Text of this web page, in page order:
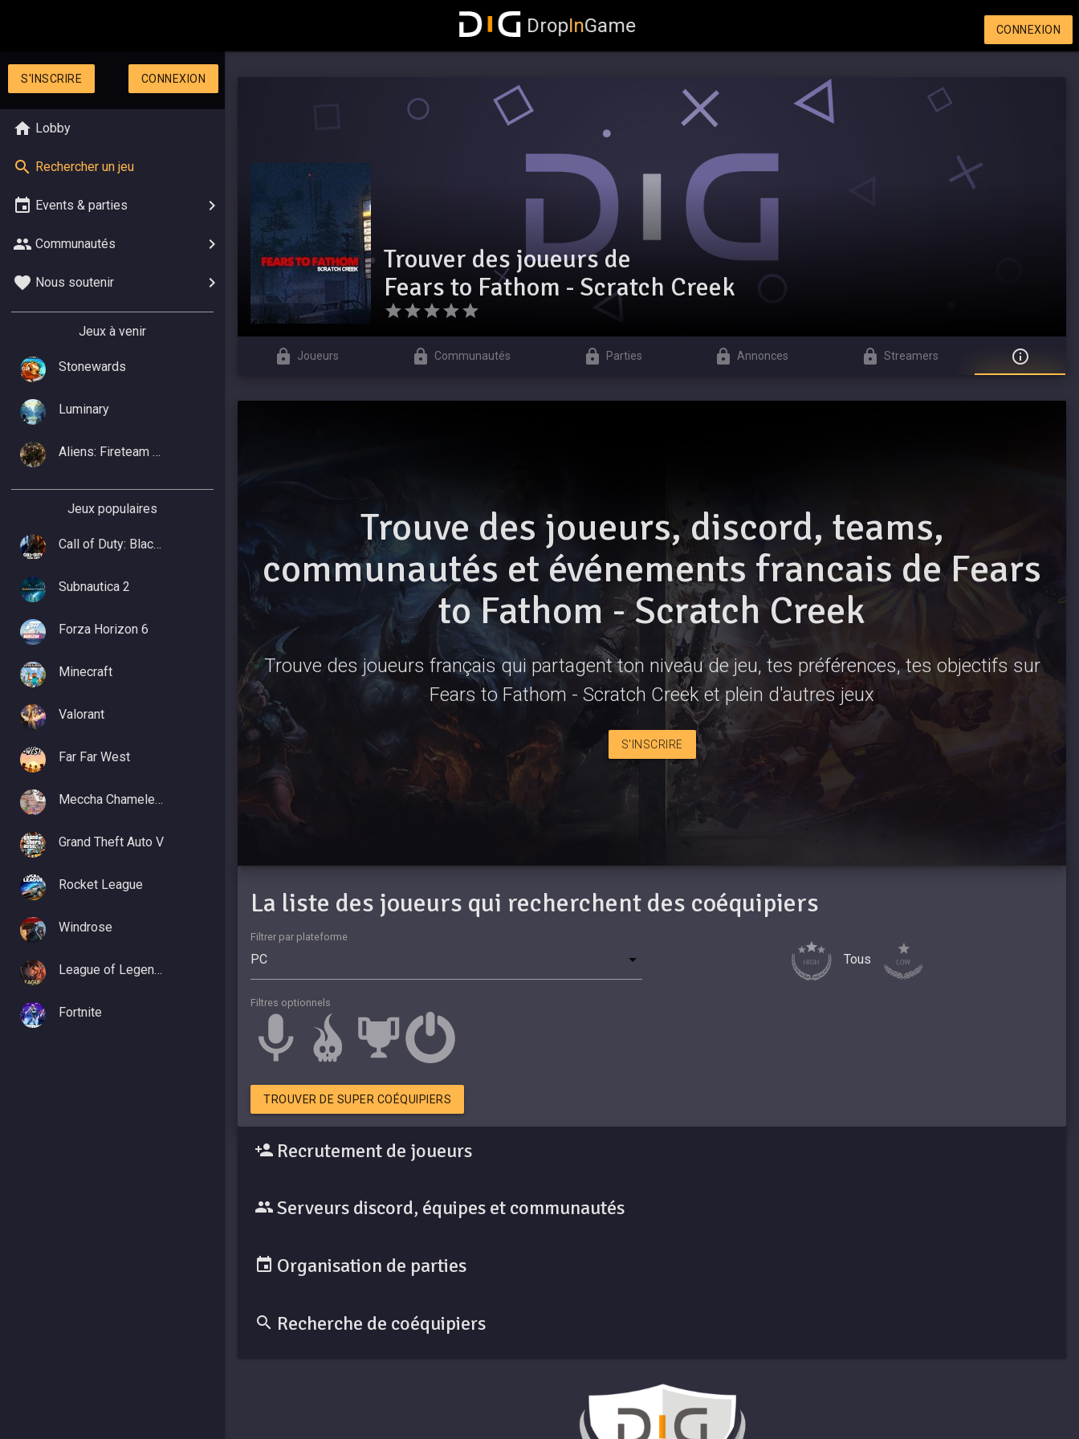
DropInGame CONNEXION
S'INSCRIRE CONNEXION
Lobby
Rechercher un jeu
Events & parties
Communautés
Nous soutenir
Jeux à venir
Stonewards
Luminary
Aliens: Fireteam Elite 2
Jeux populaires
Call of Duty: Black Ops 7
Subnautica 2
Forza Horizon 6
Minecraft
Valorant
Far Far West
Meccha Chameleon
Grand Theft Auto V
Rocket League
Windrose
League of Legends
Fortnite
Trouver des joueurs de
Fears to Fathom - Scratch Creek
Joueurs Communautés Parties Annonces Streamers
Trouve des joueurs, discord, teams,
communautés et événements francais de Fears
to Fathom - Scratch Creek
Trouve des joueurs français qui partagent ton niveau de jeu, tes préférences, tes objectifs sur
Fears to Fathom - Scratch Creek et plein d'autres jeux
S'INSCRIRE
La liste des joueurs qui recherchent des coéquipiers
Filtrer par plateforme
Filtres optionnels
Tous
TROUVER DE SUPER COÉQUIPIERS
Recrutement de joueurs
Serveurs discord, équipes et communautés
Organisation de parties
Recherche de coéquipiers